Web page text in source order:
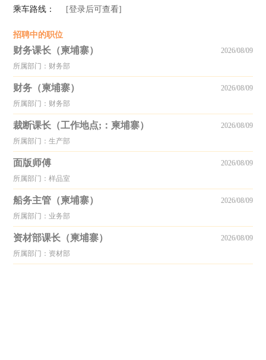
乘车路线： [登录后可查看]
招聘中的职位
财务课长（柬埔寨）
所属部门：财务部
2026/08/09
财务（柬埔寨）
所属部门：财务部
2026/08/09
裁断课长（工作地点;：柬埔寨）
所属部门：生产部
2026/08/09
面版师傅
所属部门：样品室
2026/08/09
船务主管（柬埔寨）
所属部门：业务部
2026/08/09
资材部课长（柬埔寨）
所属部门：资材部
2026/08/09